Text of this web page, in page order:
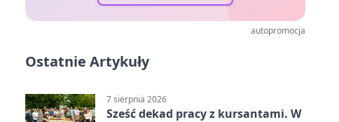
autopromocja
Ostatnie Artykuły
7 sierpnia 2026
Sześć dekad pracy z kursantami. W